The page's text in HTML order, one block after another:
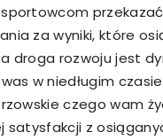
za wyniki, które
droga rozwoju jest
w niedługim
czego wam
satysfakcji z